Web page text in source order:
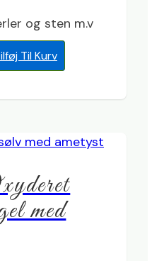
og sten m.v
Til Kurv
med